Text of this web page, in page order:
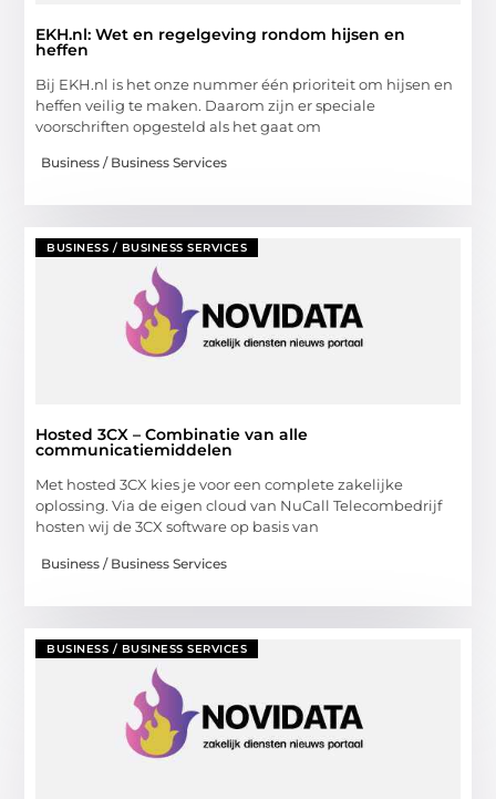
EKH.nl: Wet en regelgeving rondom hijsen en
heffen
Bij EKH.nl is het onze nummer één prioriteit om hijsen en
heffen veilig te maken. Daarom zijn er speciale
voorschriften opgesteld als het gaat om
Business / Business Services
BUSINESS / BUSINESS SERVICES
Hosted 3CX – Combinatie van alle
communicatiemiddelen
Met hosted 3CX kies je voor een complete zakelijke
oplossing. Via de eigen cloud van NuCall Telecombedrijf
hosten wij de 3CX software op basis van
Business / Business Services
BUSINESS / BUSINESS SERVICES